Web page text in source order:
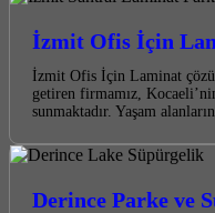
İzmit Ofis İçin
İzmit Ofis İçin Laminat
getiren firmamız,
sunmaktadır. Yaşam
Derince Parke ve